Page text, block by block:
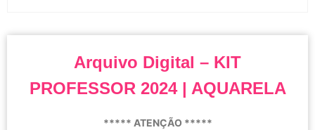
Arquivo Digital – KIT
PROFESSOR 2024 | AQUARELA
***** ATENÇÃO *****